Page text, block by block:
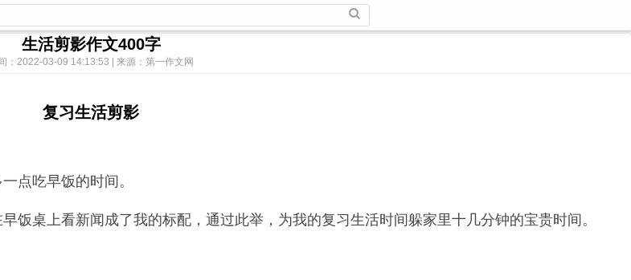
生活剪影作文400字
：2022-03-09 14:13:53 | 来源：第一作文网
复习生活剪影
点吃早饭的时间。
饭桌上看新闻成了我的标配，通过此举，为我的复习生活时间躲家里十几分钟的宝贵时间。